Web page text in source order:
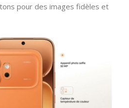
pour des images fidèles et